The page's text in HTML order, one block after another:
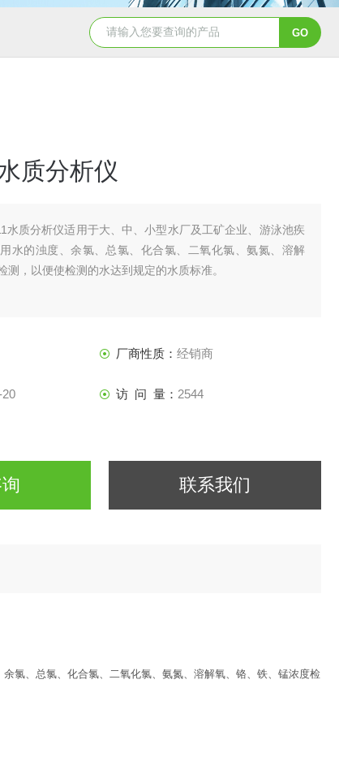
CL650余氯测定仪 DHX-A便
质分析仪
水质分析仪适用于大、中、小型水厂及工矿企业、游泳池疾
水的浊度、余氯、总氯、化合氯、二氧化氯、氨氮、溶解
测，以便使检测的水达到规定的水质标准。
厂商性质： 经销商
20 访 问 量： 2544
联系我们
氯、总氯、化合氯、二氧化氯、氨氮、溶解氧、铬、铁、锰浓度检